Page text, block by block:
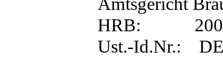
HRB:
Ust.-Id.Nr.: DE